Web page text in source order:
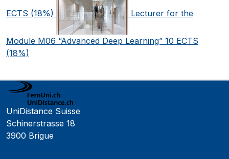
ECTS (18%) Lecturer for the
Module M06 “Advanced Deep Learning” 10 ECTS
(18%)
UniDistance Suisse
Schinerstrasse 18
3900 Brigue